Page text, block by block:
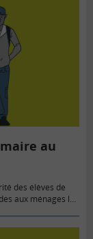
au
des élèves de
aux ménages les